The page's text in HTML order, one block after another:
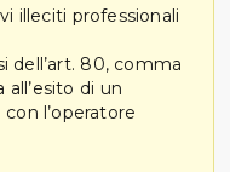
illeciti professionali
dell’art. 80, comma
di un
l’operatore